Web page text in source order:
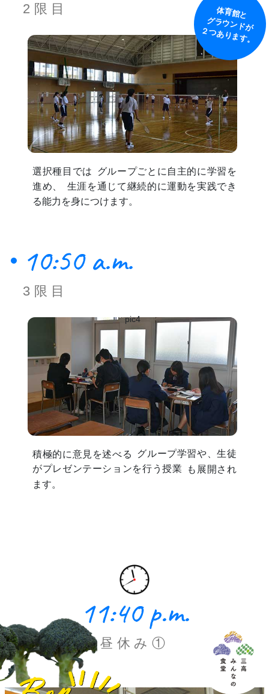
2限目 体育館と
グラウンドが
２つあります。
選択種目では
グループごとに自主的に学習を
進め、
生涯を通じて継続的に運動を実践でき
る能力を身につけます。
10:50 a.m.
3限目
pic4
積極的に意見を述べる
グループ学習や、生徒
がプレゼンテーションを行う授業
も展開され
ます。
11:40 p.m.
昼休み①